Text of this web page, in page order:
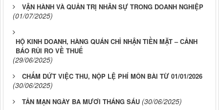
VẬN HÀNH VÀ QUẢN TRỊ NHÂN SỰ TRONG DOANH NGHIỆP
(01/07/2025)
HỘ KINH DOANH, HÀNG QUÁN CHỈ NHẬN TIỀN MẶT – CẢNH
BÁO RỦI RO VỀ THUẾ
(29/06/2025)
CHẤM DỨT VIỆC THU, NỘP LỆ PHÍ MÔN BÀI TỪ 01/01/2026
(30/06/2025)
TẢN MẠN NGÀY BA MƯƠI THÁNG SÁU (30/06/2025)